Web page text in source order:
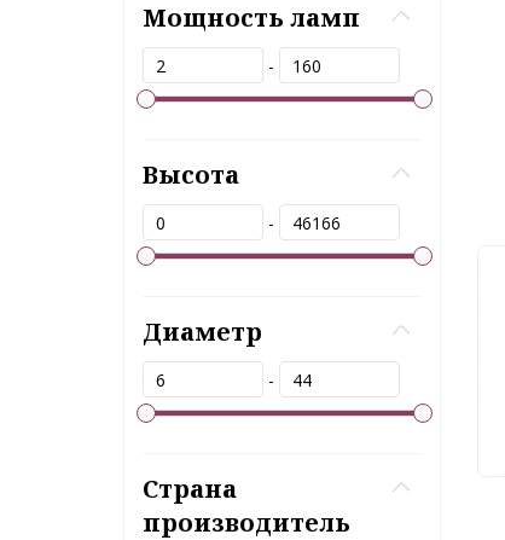
Мощность ламп
-
Высота
-
Диаметр
-
Страна
производитель